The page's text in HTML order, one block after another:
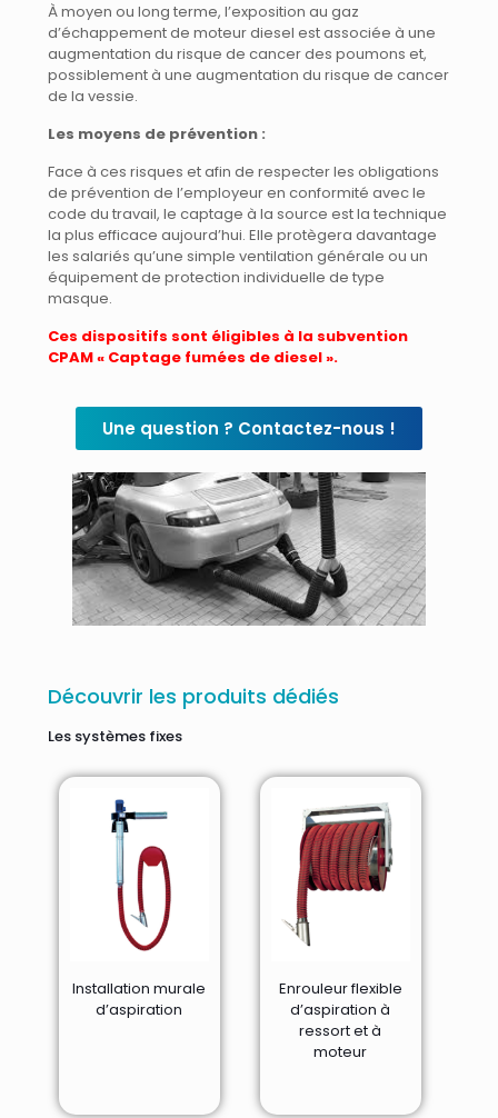
À moyen ou long terme, l’exposition au gaz
d’échappement de moteur diesel est associée à une
augmentation du risque de cancer des poumons et,
possiblement à une augmentation du risque de cancer
de la vessie.
Les moyens de prévention :
Face à ces risques et afin de respecter les obligations
de prévention de l’employeur en conformité avec le
code du travail, le captage à la source est la technique
la plus efficace aujourd’hui. Elle protègera davantage
les salariés qu’une simple ventilation générale ou un
équipement de protection individuelle de type
masque.
Ces dispositifs sont éligibles à la subvention
CPAM « Captage fumées de diesel ».
Une question ? Contactez-nous !
Découvrir les produits dédiés
Les systèmes fixes
Installation murale
d’aspiration
Enrouleur flexible
d’aspiration à
ressort et à
moteur